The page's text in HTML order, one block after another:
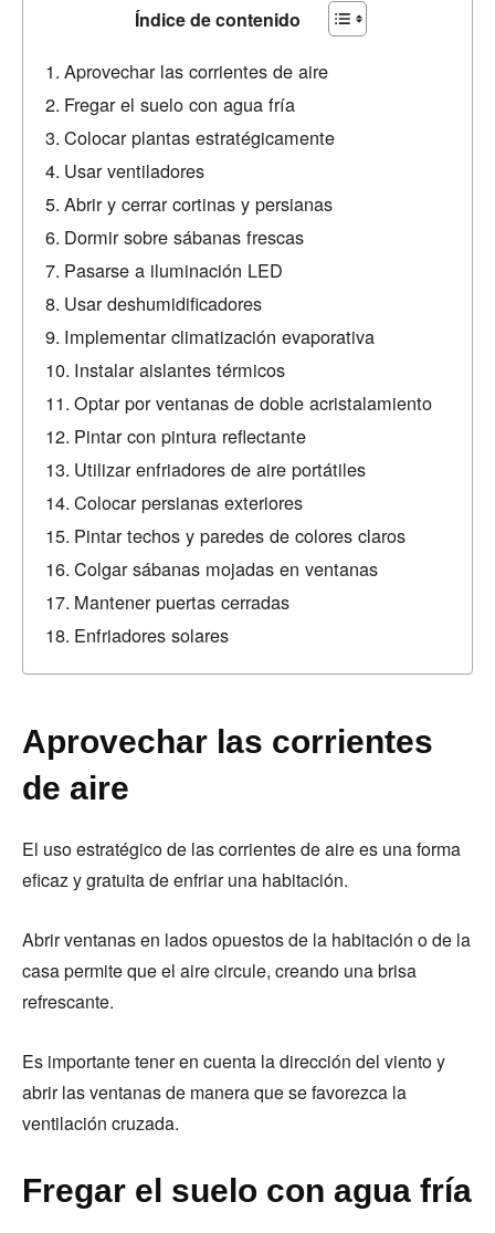
Índice de contenido
Aprovechar las corrientes de aire
Fregar el suelo con agua fría
Colocar plantas estratégicamente
Usar ventiladores
Abrir y cerrar cortinas y persianas
Dormir sobre sábanas frescas
Pasarse a iluminación LED
Usar deshumidificadores
Implementar climatización evaporativa
Instalar aislantes térmicos
Optar por ventanas de doble acristalamiento
Pintar con pintura reflectante
Utilizar enfriadores de aire portátiles
Colocar persianas exteriores
Pintar techos y paredes de colores claros
Colgar sábanas mojadas en ventanas
Mantener puertas cerradas
Enfriadores solares
Aprovechar las corrientes
de aire
El uso estratégico de las corrientes de aire es una forma
eficaz y gratuita de enfriar una habitación.
Abrir ventanas en lados opuestos de la habitación o de la
casa permite que el aire circule, creando una brisa
refrescante.
Es importante tener en cuenta la dirección del viento y
abrir las ventanas de manera que se favorezca la
ventilación cruzada.
Fregar el suelo con agua fría